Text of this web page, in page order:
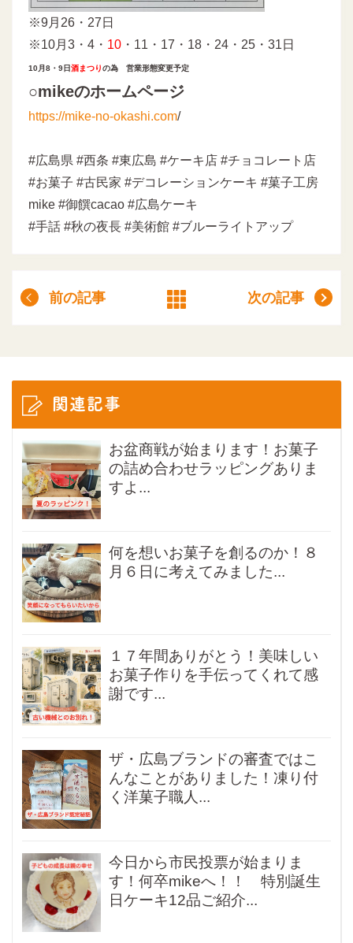
※9月26・27日
※10月3・4・ 10 ・11・17・18・24・25・31日
10月8・9日酒まつりの為 営業形態変更予定
○mikeのホームページ
https://mike-no-okashi.com/
#広島県 #西条 #東広島 #ケーキ店 #チョコレート店
#お菓子 #古民家 #デコレーションケーキ #菓子工房
mike #御饌cacao #広島ケーキ
#手話 #秋の夜長 #美術館 #ブルーライトアップ
前の記事 次の記事
関連記事
お盆商戦が始まります！お菓子
の詰め合わせラッピングありま
すよ...
何を想いお菓子を創るのか！８
月６日に考えてみました...
１７年間ありがとう！美味しい
お菓子作りを手伝ってくれて感
謝です...
ザ・広島ブランドの審査ではこ
んなことがありました！凍り付
く洋菓子職人...
今日から市民投票が始まりま
す！何卒mikeへ！！ 特別誕生
日ケーキ12品ご紹介...